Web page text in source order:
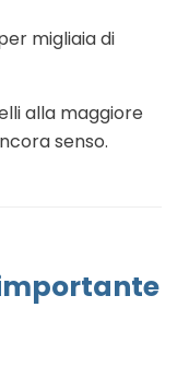
migliaia di
alla maggiore
senso.